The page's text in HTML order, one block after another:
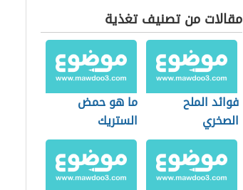
مقالات من تصنيف تغذية
فوائد الملح
الصخري
ما هو حمض
الستريك